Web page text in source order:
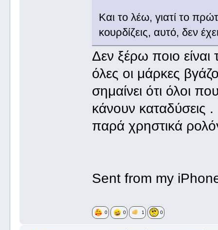
Και το λέω, γιατί το
κουρδίζεις, αυτό, δεν
Δεν ξέρω ποιο
όλες οι μάρκες
σημαίνει ότι όλοι
κάνουν καταδύσεις
παρά χρηστικά
Sent from my
0 0 1 0